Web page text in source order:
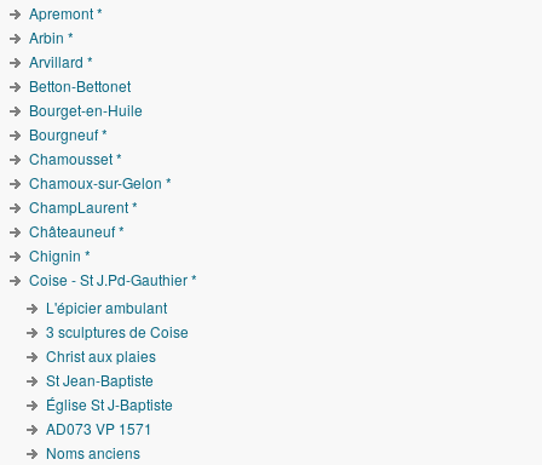
Apremont *
Arbin *
Arvillard *
Betton-Bettonet
Bourget-en-Huile
Bourgneuf *
Chamousset *
Chamoux-sur-Gelon *
ChampLaurent *
Châteauneuf *
Chignin *
Coise - St J.Pd-Gauthier *
L'épicier ambulant
3 sculptures de Coise
Christ aux plaies
St Jean-Baptiste
Église St J-Baptiste
AD073 VP 1571
Noms anciens